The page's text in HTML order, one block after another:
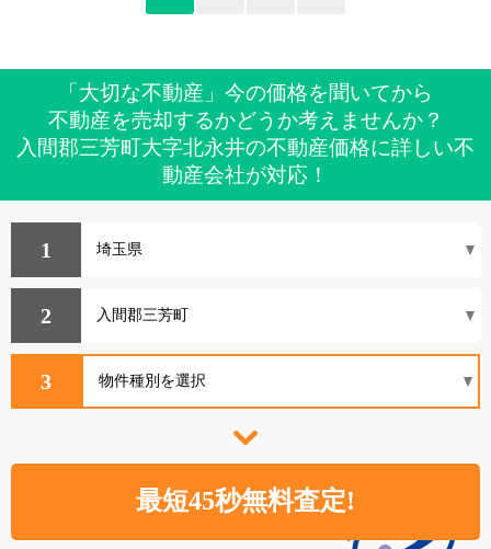
「大切な不動産」今の価格を聞いてから
不動産を売却するかどうか考えませんか？
入間郡三芳町大字北永井の不動産価格に詳しい不
動産会社が対応！
1
2
3